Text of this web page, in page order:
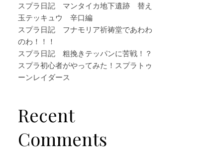
スプラ日記 マンタイカ地下遺跡 替え
玉テッキュウ 辛口編
スプラ日記 フナモリア祈祷堂であわわ
のわ！！！
スプラ日記 粗挽きテッパンに苦戦！？
スプラ初心者がやってみた！スプラトゥ
ーンレイダース
Recent
Comments